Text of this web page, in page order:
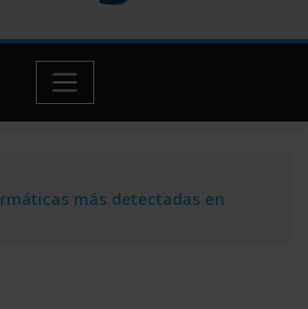
más detectadas en